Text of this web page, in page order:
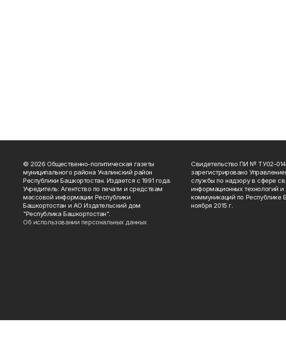
© 2026 Общественно-политическая газеты
муниципального района Учалинский район
Республики Башкортостан. Издается с 1991 года.
Учредитель: Агентство по печати и средствам
массовой информации Республики
Башкортостан и АО Издательский дом
"Республика Башкортостан".
Об использовании персональных данных
Свидетельство ПИ № ТУ02-
зарегистрировано
службы по надзору в сфере
информационных технологий
коммуникаций по Республике
ноября 2015 г.